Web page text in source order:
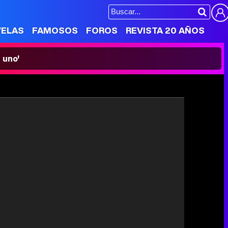
FAMOSOS FOROS REVISTA 20 AÑOS